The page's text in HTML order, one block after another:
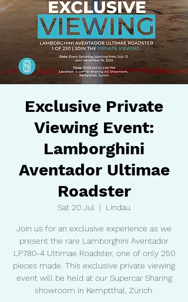
Exclusive Private
Viewing Event:
Lamborghini
Aventador Ultimae
Roadster
Sat 20 Jul
  |
Lindau
Join us for an exclusive experience as we
present the rare Lamborghini Aventador
LP780-4 Ultimae Roadster, one of only 250
pieces made. This exclusive private viewing
event will be held at our Supercar Sharing
showroom in Kemptthal, Zurich.